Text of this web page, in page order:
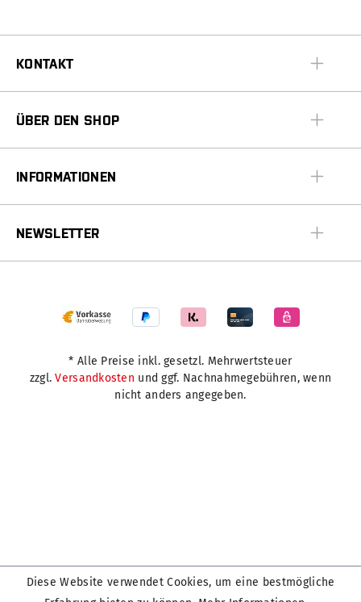
KONTAKT
ÜBER DEN SHOP
INFORMATIONEN
NEWSLETTER
* Alle Preise inkl. gesetzl. Mehrwertsteuer
zzgl.Versandkosten und ggf. Nachnahmegebühren, wenn
nicht anders angegeben.
Diese Website verwendet Cookies, um eine bestmögliche